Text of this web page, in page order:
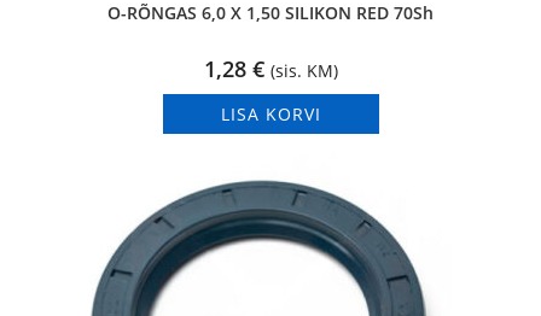
O-RÕNGAS 6,0 X 1,50 SILIKON RED 70Sh
1,28 € (sis. KM)
LISA KORVI